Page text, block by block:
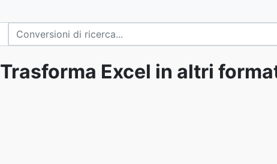
Trasforma Excel in altri